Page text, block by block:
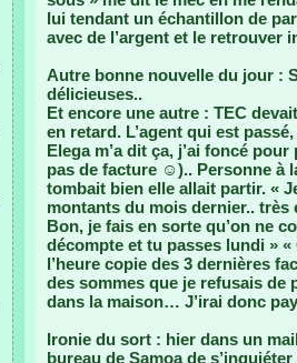
lui tendant un échantillon de
avec de l’argent et le retrouver
Autre bonne nouvelle du jour :
délicieuses..
Et encore une autre : TEC
en retard. L’agent qui est
Elega m’a dit ça, j’ai foncé
pas de facture ☺).. Personne à
tombait bien elle allait partir. «
montants du mois dernier.. très
Bon, je fais en sorte qu’on ne
décompte et tu passes lundi »
l’heure copie des 3 dernières
des sommes que je refusais de
dans la maison… J’irai donc
Ironie du sort : hier dans un
bureau de Samoa de